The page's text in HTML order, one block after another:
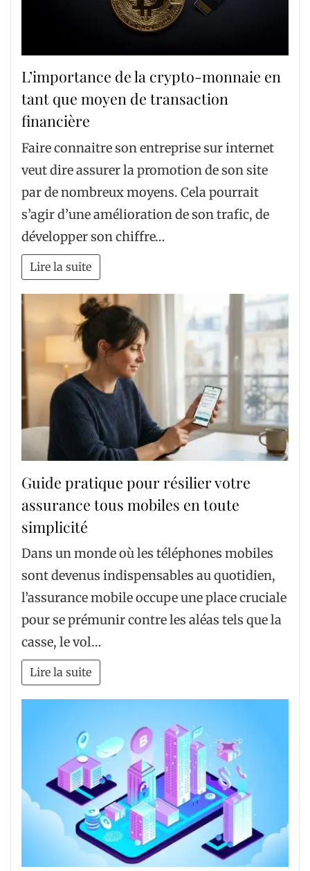
L’importance de la crypto-monnaie en
tant que moyen de transaction
financière
Faire connaitre son entreprise sur internet
veut dire assurer la promotion de son site
par de nombreux moyens. Cela pourrait
s’agir d’une amélioration de son trafic, de
développer son chiffre…
Lire la suite
Guide pratique pour résilier votre
assurance tous mobiles en toute
simplicité
Dans un monde où les téléphones mobiles
sont devenus indispensables au quotidien,
l’assurance mobile occupe une place cruciale
pour se prémunir contre les aléas tels que la
casse, le vol…
Lire la suite